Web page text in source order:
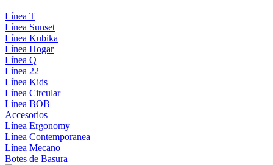
Línea T
Línea Sunset
Línea Kubika
Línea Hogar
Línea Q
Línea 22
Línea Kids
Línea Circular
Línea BOB
Accesorios
Línea Ergonomy
Línea Contemporanea
Línea Mecano
Botes de Basura